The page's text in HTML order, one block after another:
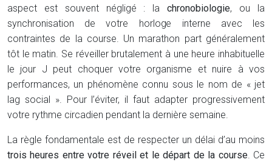
aspect est souvent négligé : lachronobiologie, ou la
synchronisation de votre horloge interne avec les
contraintes de la course. Un marathon part généralement
tôt le matin. Se réveiller brutalement à une heure inhabituelle
le jour J peut choquer votre organisme et nuire à vos
performances, un phénomène connu sous le nom de « jet
lag social ». Pour l’éviter, il faut adapter progressivement
votre rythme circadien pendant la dernière semaine.
La règle fondamentale est de respecter un délai d’au moins
trois heures entre votre réveil et le départ de la course. Ce